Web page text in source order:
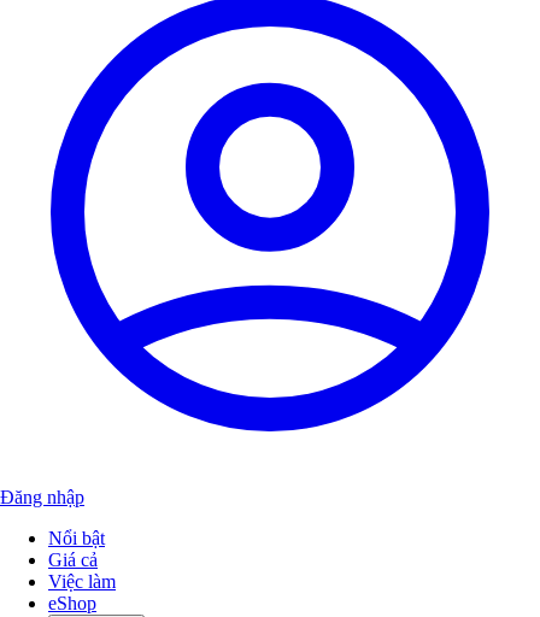
Đăng nhập
Nổi bật
Giá cả
Việc làm
eShop